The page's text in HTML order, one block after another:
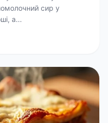
сир у
а...